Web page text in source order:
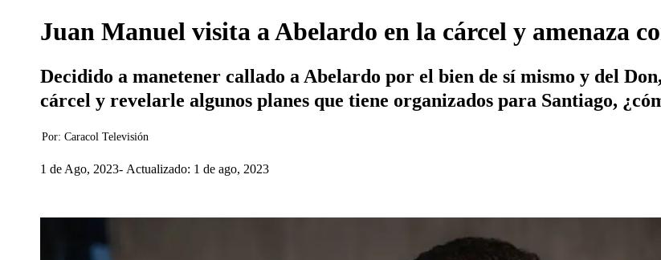
Juan Manuel visita a Abelardo en la cárcel y amenaza
Decidido a manetener callado a Abelardo por el bien de sí mismo y del
cárcel y revelarle algunos planes que tiene organizados para Santiago,
Por: Caracol Televisión
1 de Ago, 2023 Actualizado: 1 de ago, 2023